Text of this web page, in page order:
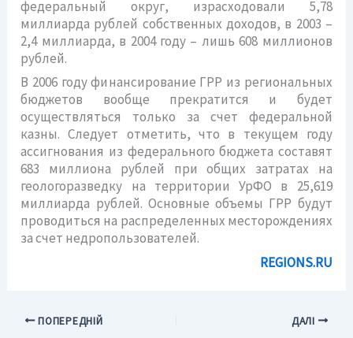
федеральный округ, израсходовали 5,78
миллиарда рублей собственных доходов, в 2003 –
2,4 миллиарда, в 2004 году – лишь 608 миллионов
рублей.
В 2006 году финансирование ГРР из региональных
бюджетов вообще прекратится и будет
осуществляться только за счет федеральной
казны. Следует отметить, что в текущем году
ассигнования из федерального бюджета составят
683 миллиона рублей при общих затратах на
геологоразведку на территории УрФО в 25,619
миллиарда рублей. Основные объемы ГРР будут
проводиться на распределенных месторождениях
за счет недропользователей.
REGIONS.RU
ПОПЕРЕДНІЙ ДАЛІ